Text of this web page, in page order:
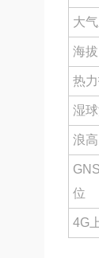
大
海拔
热
湿
浪高
位
4G